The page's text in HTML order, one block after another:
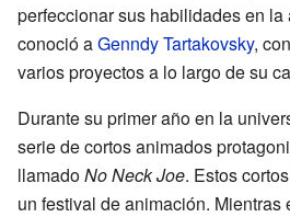
perfeccionar sus habilidades en
conoció aGenndy Tartakovsky,
varios proyectos a lo largo de su
Durante su primer año en la
serie de cortos animados
llamadoNo Neck Joe. Estos
un festival de animación. Mientras